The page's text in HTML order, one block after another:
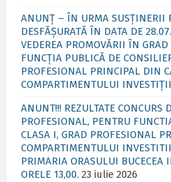
ANUNȚ – ÎN URMA SUSȚINERII
DESFĂȘURATĂ ÎN DATA DE
VEDEREA PROMOVĂRII ÎN
FUNCȚIA PUBLICĂ DE
PROFESIONAL PRINCIPAL DIN
COMPARTIMENTULUI
ANUNT!!! REZULTATE CONCURS
PROFESIONAL, PENTRU
CLASA I, GRAD PROFESIONAL
COMPARTIMENTULUI
PRIMARIA ORASULUI BUCECEA
ORELE 13,00. 23 iulie 2026